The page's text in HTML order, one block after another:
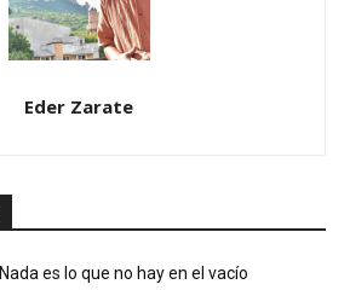
Eder Zarate
Nada es lo que no hay en el vacío